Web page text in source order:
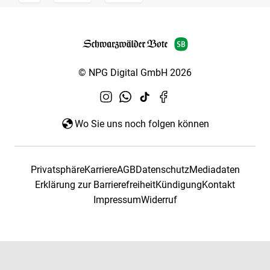
© NPG Digital GmbH 2026
Wo Sie uns noch folgen können
PrivatsphäreKarriereAGBDatenschutzMediadaten
Erklärung zur BarrierefreiheitKündigungKontakt
ImpressumWiderruf